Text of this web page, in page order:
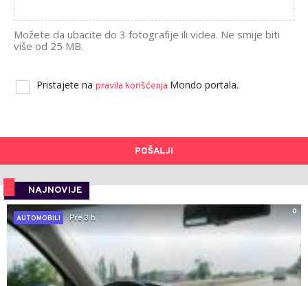
Možete da ubacite do 3 fotografije ili videa. Ne smije biti
više od 25 MB.
Pristajete na pravila korišćenja Mondo portala.
POŠALJI
NAJNOVIJE
0
AUTOMOBILI
Pre 3 h